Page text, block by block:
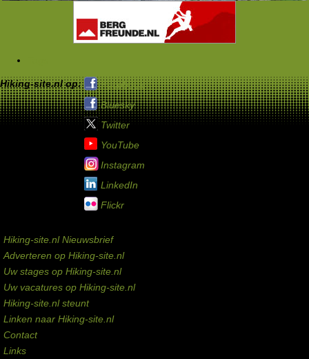
Hiking-site.nl op:
Facebook
Bluesky
Twitter
YouTube
Instagram
LinkedIn
Flickr
Hiking-site.nl Nieuwsbrief
Adverteren op Hiking-site.nl
Uw stages op Hiking-site.nl
Uw vacatures op Hiking-site.nl
Hiking-site.nl steunt
Linken naar Hiking-site.nl
Contact
Links